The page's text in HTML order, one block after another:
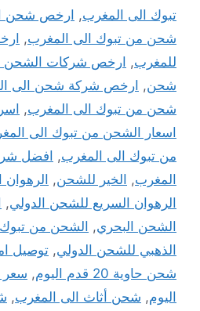
تبوك الى المغرب, ارخص شحن
شحن من تبوك الى المغرب,
للمغرب, ارخص شركات الشحن
شحن, ارخص شركة شحن الى
شحن من تبوك الى المغرب,
اسعار الشحن من تبوك الى
من تبوك الى المغرب, افضل
المغرب, الخير للشحن,
الرهوان السريع للشحن الدولي,
الشحن البحري, الشحن من
الذهبي للشحن الدولي, توصيل
شحن حاوية 20 قدم اليوم
,
اليوم, شحن أثاث الى المغرب,